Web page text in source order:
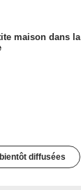
maison dans la
diffusées